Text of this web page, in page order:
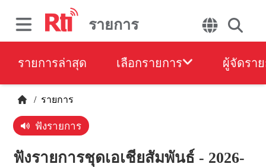
รายการ
รายการล่าสุด เลือกรายการ ผู้จัดรา
/ รายการ
ฟังรายการ
ฟังรายการชุดเอเชียสัมพันธ์ - 2026-